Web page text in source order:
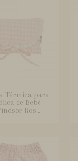
Térmica para
de Bebê
Ros...